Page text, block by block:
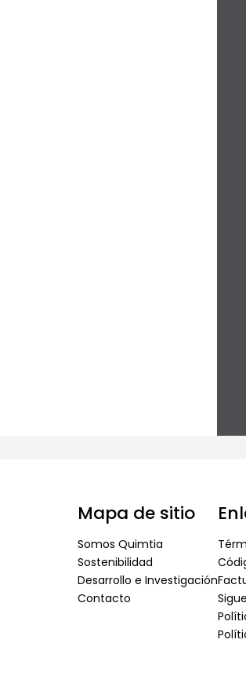
Mapa de sitio
Somos Quimtia
Sostenibilidad
Desarrollo e Investigación
Contacto